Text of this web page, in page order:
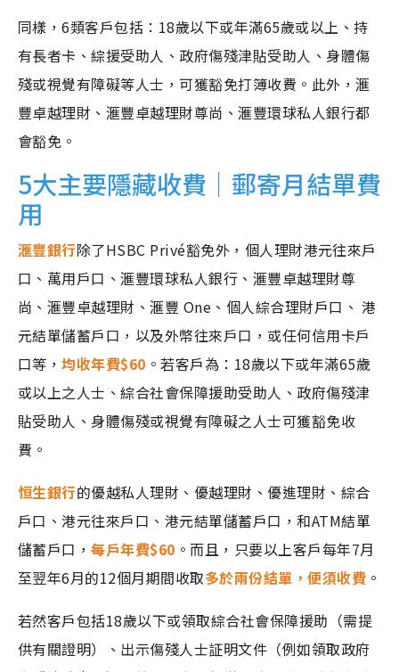
同樣，6類客戶包括：18歲以下或年滿65歲或以上、持
有長者卡、綜援受助人、政府傷殘津貼受助人、身體傷
殘或視覺有障礙等人士，可獲豁免打簿收費。此外，滙
豐卓越理財、滙豐卓越理財尊尚、滙豐環球私人銀行都
會豁免。
5大主要隱藏收費｜郵寄月結單費
用
滙豐銀行除了HSBC Privé豁免外，個人理財港元往來戶
口、萬用戶口、滙豐環球私人銀行、滙豐卓越理財尊
尚、滙豐卓越理財、滙豐 One、個人綜合理財戶口、 港
元結單儲蓄戶口，以及外幣往來戶口，或任何信用卡戶
口等，均收年費$60 。若客戶為：18歲以下或年滿65歲
或以上之人士、綜合社會保障援助受助人、政府傷殘津
貼受助人、身體傷殘或視覺有障礙之人士可獲豁免收
費。
恒生銀行的優越私人理財、優越理財、優進理財、綜合
戶口、港元往來戶口、港元結單儲蓄戶口，和ATM結單
儲蓄戶口，每戶年費$60 。而且，只要以上客戶每年7月
至翌年6月的12個月期間收取多於兩份結單，便須收費 。
若然客戶包括18歲以下或領取綜合社會保障援助（需提
供有關證明）、出示傷殘人士証明文件（例如領取政府